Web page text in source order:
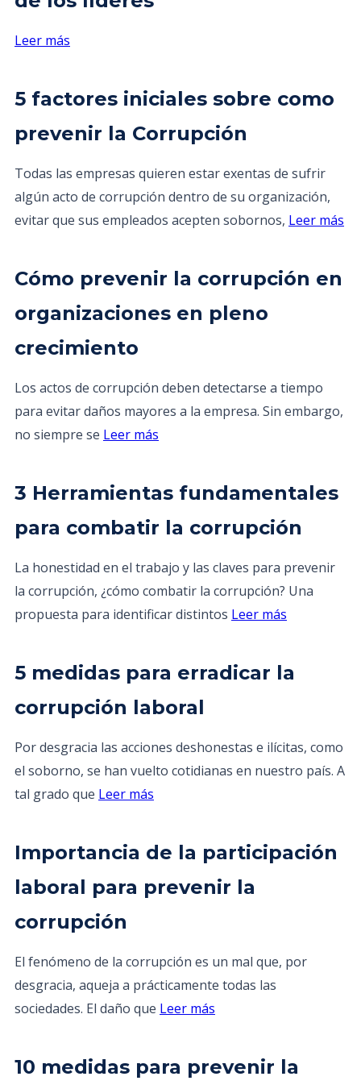
Leer más
5 factores iniciales sobre como
prevenir la Corrupción
Todas las empresas quieren estar exentas de sufrir
algún acto de corrupción dentro de su organización,
evitar que sus empleados acepten sobornos, Leer más
Cómo prevenir la corrupción en
organizaciones en pleno
crecimiento
Los actos de corrupción deben detectarse a tiempo
para evitar daños mayores a la empresa. Sin embargo,
no siempre se Leer más
3 Herramientas fundamentales
para combatir la corrupción
La honestidad en el trabajo y las claves para prevenir
la corrupción, ¿cómo combatir la corrupción? Una
propuesta para identificar distintos Leer más
5 medidas para erradicar la
corrupción laboral
Por desgracia las acciones deshonestas e ilícitas, como
el soborno, se han vuelto cotidianas en nuestro país. A
tal grado que Leer más
Importancia de la participación
laboral para prevenir la
corrupción
El fenómeno de la corrupción es un mal que, por
desgracia, aqueja a prácticamente todas las
sociedades. El daño que Leer más
10 medidas para prevenir la